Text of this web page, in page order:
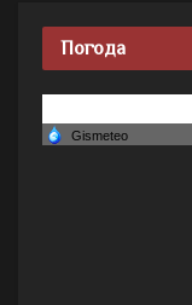
Погода